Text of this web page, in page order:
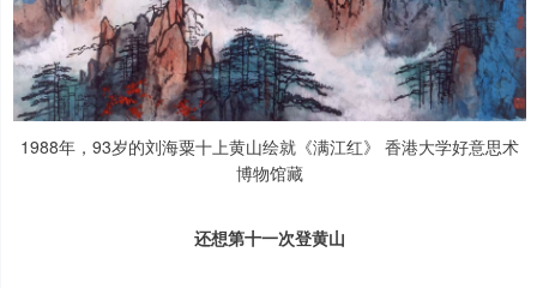
1988年，93岁的刘海粟十上黄山绘就《满江红》 香港大学好意思术
博物馆藏
还想第十一次登黄山